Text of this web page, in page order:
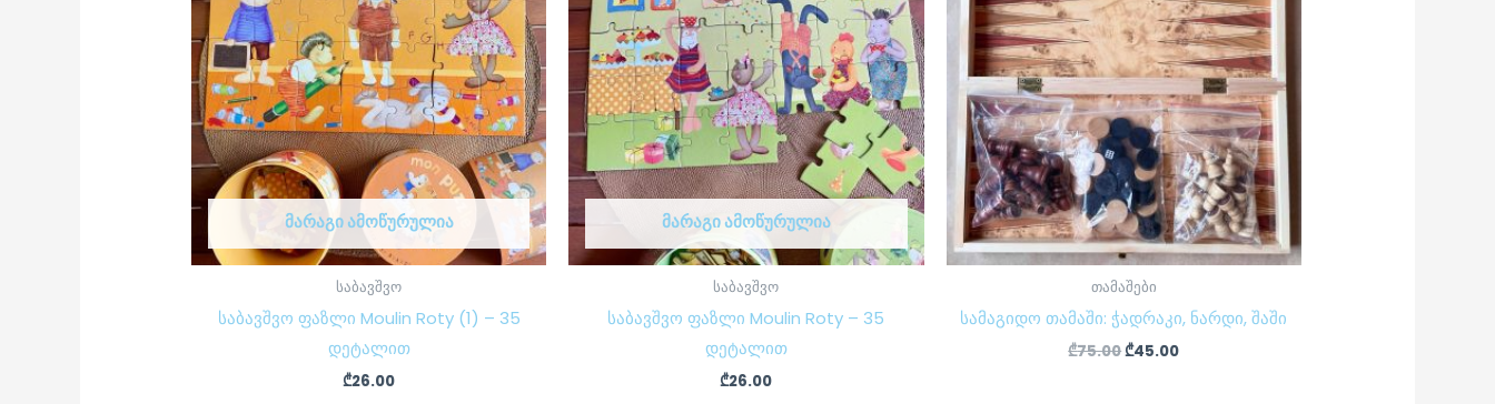
ᲛᲐᲠᲐᲒᲘ ᲐᲛᲝᲬᲣᲠᲣᲚᲘᲐ
საბავშვო
საბავშვო ფაზლი Moulin Roty (1) – 35
დეტალით
₾26.00
ᲛᲐᲠᲐᲒᲘ ᲐᲛᲝᲬᲣᲠᲣᲚᲘᲐ
საბავშვო
საბავშვო ფაზლი Moulin Roty – 35
დეტალით
₾26.00
თამაშები
სამაგიდო თამაში: ჭადრაკი, ნარდი, შაში
₾75.00₾45.00